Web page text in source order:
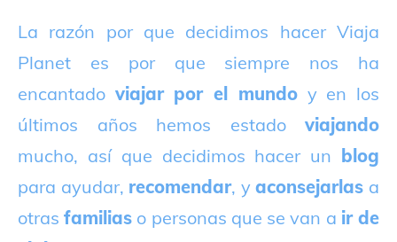
La razón por que decidimos hacer Viaja
Planet es por que siempre nos ha
encantado viajar por el mundoy en los
últimos años hemos estado viajando
mucho, así que decidimos hacer un blog
para ayudar, recomendar, yaconsejarlas a
otrasfamilias o personas que se van a ir de